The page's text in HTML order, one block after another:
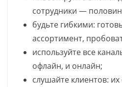
сотрудники —
будьте гибкими:
ассортимент,
используйте все
офлайн, и онлайн;
слушайте клиентов: